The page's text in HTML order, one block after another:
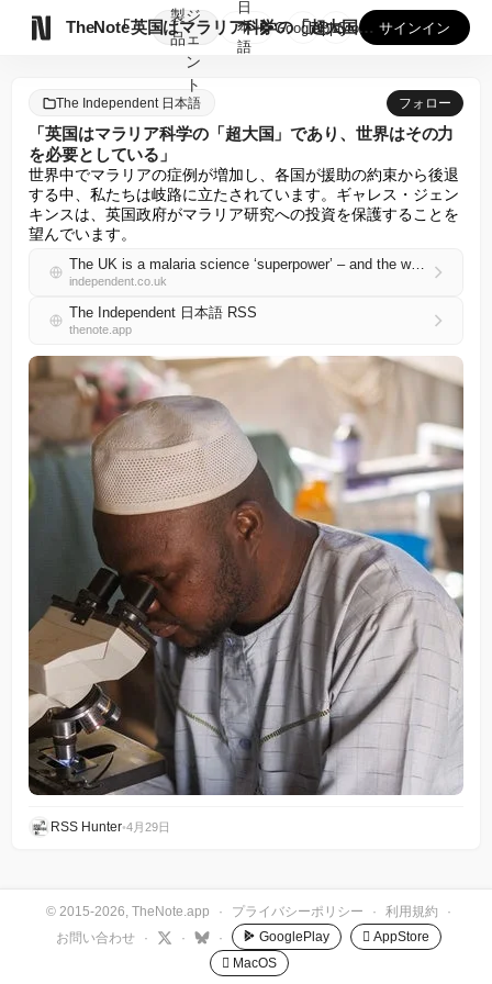
TheNote
製
品
ジ
ェ
ン
ト
「英国はマラリア科学の「超大国」であり、世界はその力を必要と...
日
本
語
GooglePlay
AppStore サインイン
The Independent 日本語 フォロー
「英国はマラリア科学の「超大国」であり、世界はその力
を必要としている」
世界中でマラリアの症例が増加し、各国が援助の約束から後退
する中、私たちは岐路に立たされています。ギャレス・ジェン
キンスは、英国政府がマラリア研究への投資を保護することを
望んでいます。
The UK is a malaria science ‘superpower’ – and the world needs that
independent.co.uk
The Independent 日本語 RSS
thenote.app
RSS Hunter•4月29日
© 2015-2026, TheNote.app · プライバシーポリシー · 利用規約
·
お問い合わせ
· · · GooglePlay
 AppStore
 MacOS